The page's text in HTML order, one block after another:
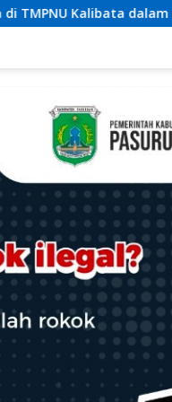
Ke-40 PPAL